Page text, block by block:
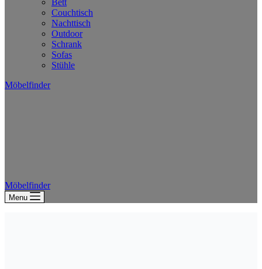
Bett
Couchtisch
Nachttisch
Outdoor
Schrank
Sofas
Stühle
Möbelfinder
Möbelfinder
Menu